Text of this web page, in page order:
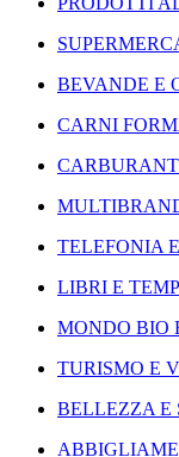
BEVANDE E
CARNI
TELEFONIA
LIBRI E
MONDO BIO
TURISMO E
BELLEZZA E